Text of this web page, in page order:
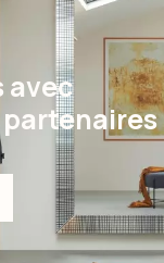
avec